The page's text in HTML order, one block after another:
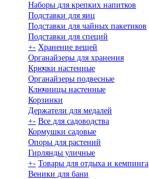
Наборы для крепких напитков
Подставки для яиц
Подставки для чайных пакетиков
Подставки для специй
+- Хранение вещей
Органайзеры для хранения
Крючки настенные
Органайзеры подвесные
Ключницы настенные
Корзинки
Держатели для медалей
+- Все для садоводства
Кормушки садовые
Опоры для растений
Гирлянды уличные
+- Товары для отдыха и кемпинга
Веники для бани